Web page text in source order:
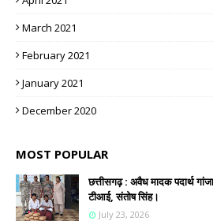
March 2021
February 2021
January 2021
December 2020
MOST POPULAR
छत्तीसगढ़ : अवैध मादक पदार्थ
टीआई, संतोष सिंह।
July 23, 2026